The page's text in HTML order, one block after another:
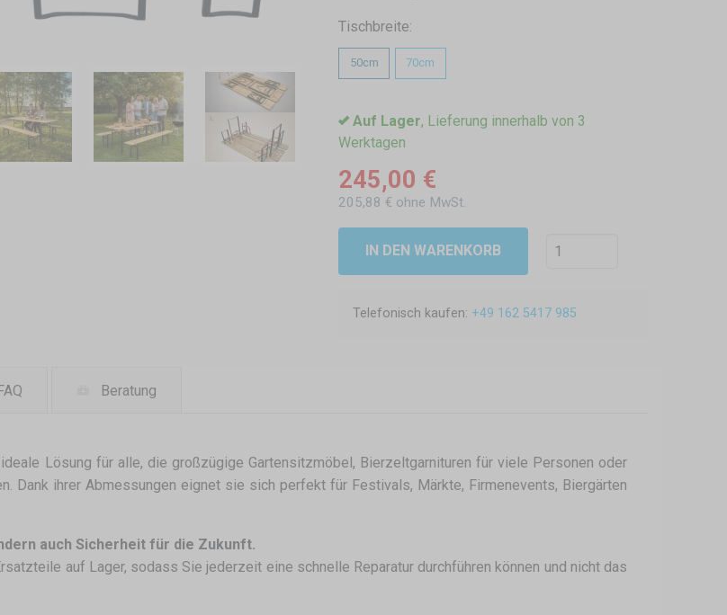
Tischbreite:
50cm 70cm
Auf Lager, Lieferung innerhalb von 3
Werktagen
245,00 €
205,88 € ohne MwSt.
IN DEN WARENKORB
Telefonisch kaufen: +49 162 5417 985
Beratung
Lösung für alle, die großzügige Gartensitzmöbel, Bierzeltgarnituren für viele Personen oder
Dank ihrer Abmessungen eignet sie sich perfekt für Festivals, Märkte, Firmenevents, Biergärten
auch Sicherheit für die Zukunft.
auf Lager, sodass Sie jederzeit eine schnelle Reparatur durchführen können und nicht das